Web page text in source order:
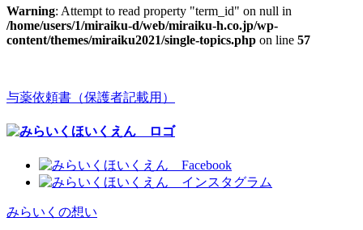
Warning: Attempt to read property "term_id" on null in
/home/users/1/miraiku-d/web/miraiku-h.co.jp/wp-
content/themes/miraiku2021/single-topics.php on line 57
与薬依頼書（保護者記載用）
みらいくの想い